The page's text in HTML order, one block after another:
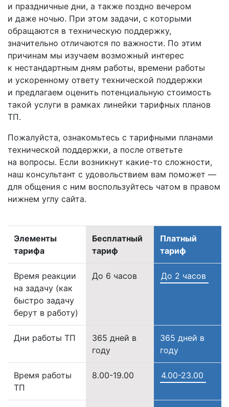
и праздничные дни, а также поздно вечером
и даже ночью. При этом задачи, с которыми
обращаются в техническую поддержку,
значительно отличаются по важности. По этим
причинам мы изучаем возможный интерес
к нестандартным дням работы, времени работы
и ускоренному ответу технической поддержки
и предлагаем оценить потенциальную стоимость
такой услуги в рамках линейки тарифных планов
ТП.
Пожалуйста, ознакомьтесь с тарифными планами
технической поддержки, а после ответьте
на вопросы. Если возникнут какие-то сложности,
наш консультант с удовольствием вам поможет —
для общения с ним воспользуйтесь чатом в правом
нижнем углу сайта.
Элементы
тарифа
Бесплатный
тариф
Платный
тариф
Время реакции
на задачу (как
быстро задачу
берут в работу)
До 6 часов До 2 часов
Дни работы ТП
365 дней в
году
365 дней в
году
Время работы
ТП
8.00-19.00 4.00-23.00